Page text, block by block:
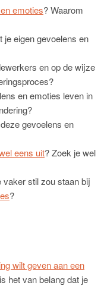
emoties? Waarom
je eigen gevoelens en
en op de wijze
en emoties leven in
gevoelens en
eens uit? Zoek je wel
vaker stil zou staan bij
?
wilt geven aan een
is het van belang dat je